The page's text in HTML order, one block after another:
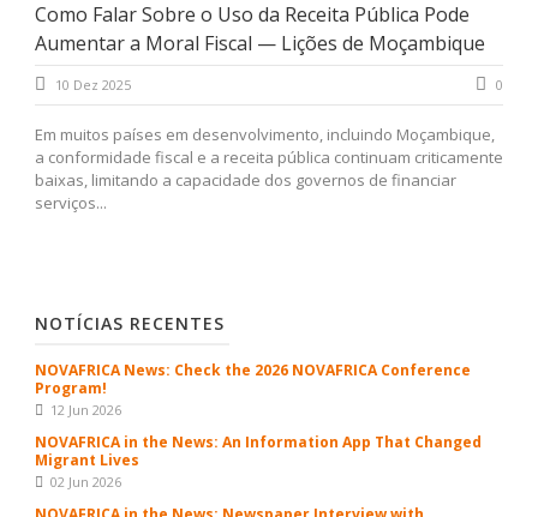
Como Falar Sobre o Uso da Receita Pública Pode
Aumentar a Moral Fiscal — Lições de Moçambique
10 Dez 2025 0
Em muitos países em desenvolvimento, incluindo Moçambique,
a conformidade fiscal e a receita pública continuam criticamente
baixas, limitando a capacidade dos governos de financiar
serviços...
NOTÍCIAS RECENTES
NOVAFRICA News: Check the 2026 NOVAFRICA Conference
Program!
12 Jun 2026
NOVAFRICA in the News: An Information App That Changed
Migrant Lives
02 Jun 2026